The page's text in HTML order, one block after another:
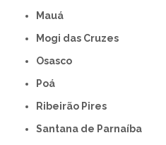
Mauá
Mogi das Cruzes
Osasco
Poá
Ribeirão Pires
Santana de Parnaíba